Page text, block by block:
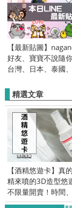
【最新貼圖】
好友、寶寶不說隨
台灣、日本、泰國
門號／2019/08/01
精選文章
【酒精悠遊卡】真
精來噴的3D造型悠
不限量開賣！時間